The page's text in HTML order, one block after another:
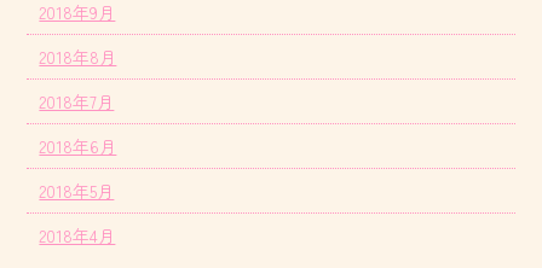
2018年9月
2018年8月
2018年7月
2018年6月
2018年5月
2018年4月